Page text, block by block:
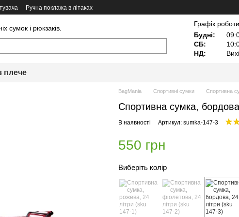
Ручна поклажа в літаках
сумок і рюкзаків.
Графік
Будні:
СБ:
НД:
плече
BagMania Спортивні сумки Спортивна
Спортивна сумка,
В наявності Артикул: sumka-147-3
550 грн
Виберіть колір